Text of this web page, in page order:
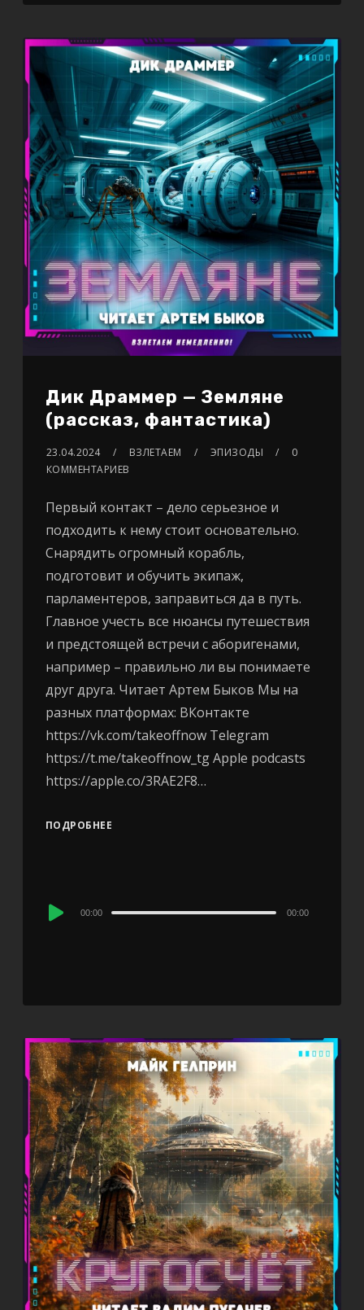
Дик Драммер — Земляне
(рассказ, фантастика)
23.04.2024 ВЗЛЕТАЕМ ЭПИЗОДЫ
0
КОММЕНТАРИЕВ
Первый контакт – дело серьезное и
подходить к нему стоит основательно.
Снарядить огромный корабль,
подготовит и обучить экипаж,
парламентеров, заправиться да в путь.
Главное учесть все нюансы путешествия
и предстоящей встречи с аборигенами,
например – правильно ли вы понимаете
друг друга. Читает Артем Быков Мы на
разных платформах: ВКонтакте
https://vk.com/takeoffnow Telegram
https://t.me/takeoffnow_tg Apple podcasts
https://apple.co/3RAE2F8…
ПОДРОБНЕЕ
Audio
00:00 00:00